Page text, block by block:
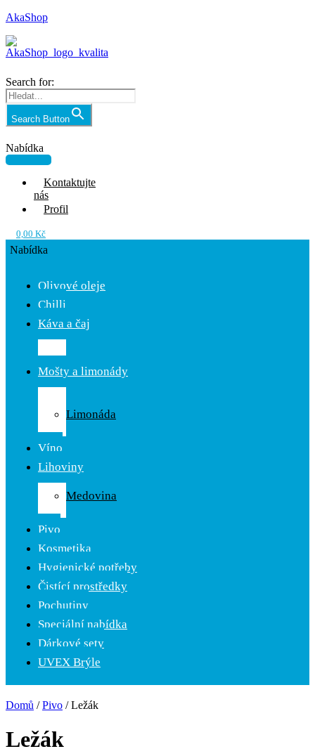
AkaShop
Search for:
Search Button
Nabídka
Kontaktujte
nás
Profil
0,00 Kč
Nabídka
Olivové oleje
Chilli
Káva a čaj
Mošty a limonády
Limonáda
Víno
Lihoviny
Medovina
Pivo
Kosmetika
Hygienické potřeby
Čistící prostředky
Pochutiny
Speciální nabídka
Dárkové sety
UVEX Brýle
Domů /Pivo / Ležák
Ležák